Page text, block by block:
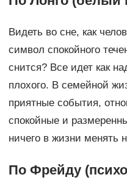
Видеть во сне, как
символ спокойного
снится? Все идет как
плохого. В семейной
приятные события,
спокойные и
ничего в жизни менять
По Фрейду